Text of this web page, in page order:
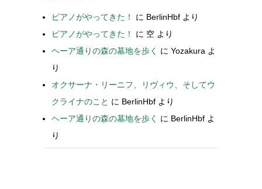
ピアノがやってきた！ に BerlinHbf より
ピアノがやってきた！
に 空 より
ヘーア通りの森の墓地を歩く
に Yozakura よ
り
オクサーナ・リーニフ、リヴィウ、そしてウ
クライナのこと に BerlinHbf より
ヘーア通りの森の墓地を歩く
に BerlinHbf よ
り